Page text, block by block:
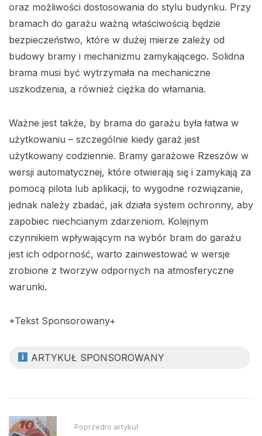
oraz możliwości dostosowania do stylu budynku. Przy
bramach do garażu ważną właściwością będzie
bezpieczeństwo, które w dużej mierze zależy od
budowy bramy i mechanizmu zamykającego. Solidna
brama musi być wytrzymała na mechaniczne
uszkodzenia, a również ciężka do włamania.
Ważne jest także, by brama do garażu była łatwa w
użytkowaniu – szczególnie kiedy garaż jest
użytkowany codziennie. Bramy garażowe Rzeszów w
wersji automatycznej, które otwierają się i zamykają za
pomocą pilota lub aplikacji, to wygodne rozwiązanie,
jednak należy zbadać, jak działa system ochronny, aby
zapobiec niechcianym zdarzeniom. Kolejnym
czynnikiem wpływającym na wybór bram do garażu
jest ich odporność, warto zainwestować w wersje
zrobione z tworzyw odpornych na atmosferyczne
warunki.
+Tekst Sponsorowany+
ARTYKUŁ SPONSOROWANY
NawigacjaPoprzedni artykuł